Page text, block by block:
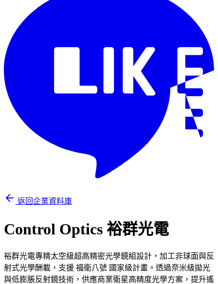
返回企業資料庫
Control Optics 裕群光電
裕群光電專精太空級超高精密光學鏡組設計，加工非球面與反
射式光學酬載，支援 福衛八號 國家級計畫。透過奈米級拋光
與低膨脹反射鏡技術，供應商業衛星高精度光學方案，提升遙